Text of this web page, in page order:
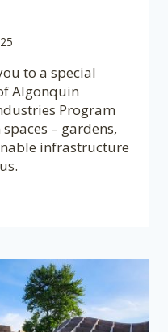
to a special
Algonquin
Program
– gardens,
infrastructure